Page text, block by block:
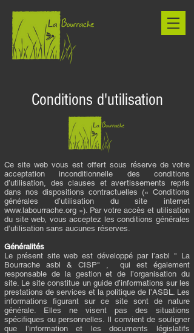
Conditions d'utilisation
Ce site web vous est offert sous réserve de votre
acceptation inconditionnelle des conditions
d’utilisation, des clauses et avertissements repris
dans nos dispositions contractuelles (« Conditions
générales d’utilisation du site internet
www.labourrache.org »). Par votre accès et utilisation
du site web, vous acceptez les conditions générales
d’utilisation sans aucunes réserves.
Généralités
Le présent site web est développé par l’asbl " La
Bourrache asbl & CISP" , qui est également
responsable de la gestion et de l’organisation du
site. Le site constitue un guide d’informations sur les
prestations de services et la politique de l’ASBL. Les
informations figurant sur ce site sont de nature
générale. Elles ne visent pas des situations
spécifiques ou personnelles. Il convient de souligner
que l’information et les documents législatifs